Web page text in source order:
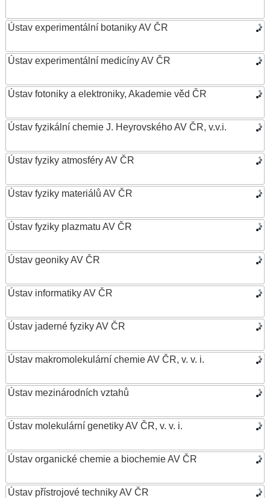
Ústav experimentální botaniky AV ČR
Ústav experimentální medicíny AV ČR
Ústav fotoniky a elektroniky, Akademie věd ČR
Ústav fyzikální chemie J. Heyrovského AV ČR, v.v.i.
Ústav fyziky atmosféry AV ČR
Ústav fyziky materiálů AV ČR
Ústav fyziky plazmatu AV ČR
Ústav geoniky AV ČR
Ústav informatiky AV ČR
Ústav jaderné fyziky AV ČR
Ústav makromolekulární chemie AV ČR, v. v. i.
Ústav mezinárodních vztahů
Ústav molekulární genetiky AV ČR, v. v. i.
Ústav organické chemie a biochemie AV ČR
Ústav přístrojové techniky AV ČR